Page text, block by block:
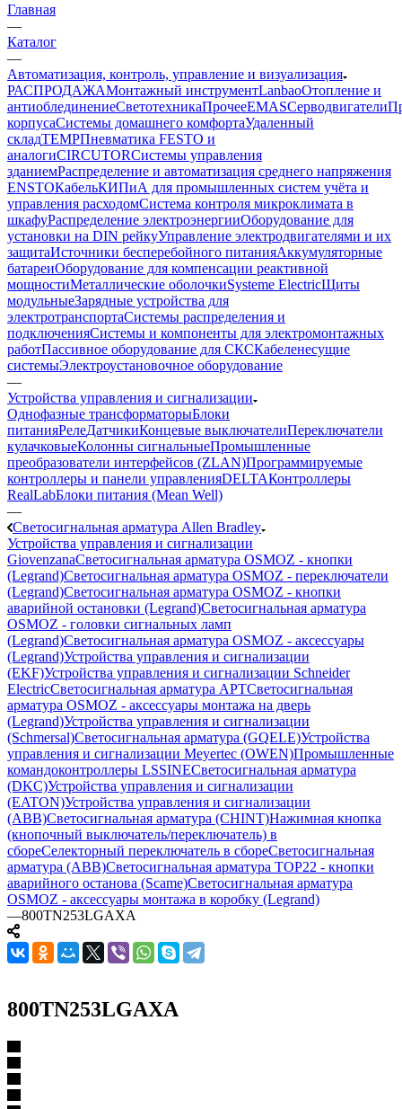
Главная
—
Каталог
—
Автоматизация, контроль, управление и визуализация
РАСПРОДАЖАМонтажный инструментLanbaoОтопление и
антиоблединениеСветотехникаПрочееEMASCерводвигатели
корпусаСистемы домашнего комфортаУдаленный
складTEMPПневматика FESTO и
аналогиCIRCUTORСистемы управления
зданиемРаспределение и автоматизация среднего напряжения
ENSTOКабельКИПиА для промышленных систем учёта и
управления расходомСистема контроля микроклимата в
шкафуРаспределение электроэнергииОборудование для
установки на DIN рейкуУправление электродвигателями и их
защитаИсточники бесперебойного питанияАккумуляторные
батареиОборудование для компенсации реактивной
мощностиМеталлические оболочкиSysteme ElectricЩиты
модульныеЗарядные устройства для
электротранспортаСистемы распределения и
подключенияСистемы и компоненты для электромонтажных
работПассивное оборудование для СКСКабеленесущие
системыЭлектроустановочное оборудование
—
Устройства управления и сигнализации
Однофазные трансформаторыБлоки
питанияРелеДатчикиКонцевые выключателиПереключатели
кулачковыеКолонны сигнальныеПромышленные
преобразователи интерфейсов (ZLAN)Программируемые
контроллеры и панели управленияDELTAКонтроллеры
RealLabБлоки питания (Mean Well)
—
Светосигнальная арматура Allen Bradley
Устройства управления и сигнализации
GiovenzanaСветосигнальная арматура OSMOZ - кнопки
(Legrand)Светосигнальная арматура OSMOZ - переключатели
(Legrand)Светосигнальная арматура OSMOZ - кнопки
аварийной остановки (Legrand)Светосигнальная арматура
OSMOZ - головки сигнальных ламп
(Legrand)Светосигнальная арматура OSMOZ - аксессуары
(Legrand)Устройства управления и сигнализации
(EKF)Устройства управления и сигнализации Schneider
ElectricСветосигнальная арматура APTСветосигнальная
арматура OSMOZ - аксессуары монтажа на дверь
(Legrand)Устройства управления и сигнализации
(Schmersal)Светосигнальная арматура (GQELE)Устройства
управления и сигнализации Meyertec (OWEN)Промышленные
командоконтроллеры LSSINEСветосигнальная арматура
(DKC)Устройства управления и сигнализации
(EATON)Устройства управления и сигнализации
(ABB)Светосигнальная арматура (CHINT)Нажимная кнопка
(кнопочный выключатель/переключатель) в
сбореСелекторный переключатель в сбореСветосигнальная
арматура (ABB)Светосигнальная арматура TOP22 - кнопки
аварийного останова (Scame)Светосигнальная арматура
OSMOZ - аксессуары монтажа в коробку (Legrand)
—800TN253LGAXA
800TN253LGAXA